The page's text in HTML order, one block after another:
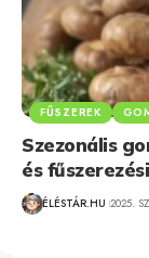
FŰSZEREK
Szezonális
és
ÉLÉSTÁR.HU 2025.